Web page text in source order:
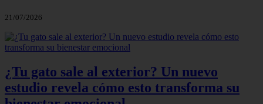
21/07/2026
¿Tu gato sale al exterior? Un nuevo
estudio revela cómo esto transforma su